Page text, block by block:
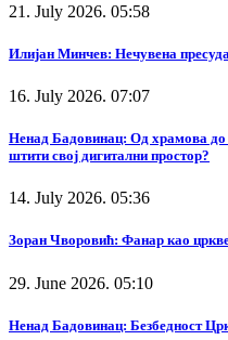
21. July 2026. 05:58
Илијан Минчев: Нечувена пресуда
16. July 2026. 07:07
Ненад Бадовинац: Од храмова до
штити свој дигитални простор?
14. July 2026. 05:36
Зоран Чворовић: Фанар као
29. June 2026. 05:10
Ненад Бадовинац: Безбедност